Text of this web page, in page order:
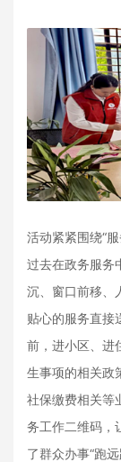
活动紧紧围绕“
过去在政务服务
沉、窗口前移、
贴心的服务直接
前，进小区、进
生事项的相关政
社保缴费相关等
务工作二维码，
了群众办事“跑